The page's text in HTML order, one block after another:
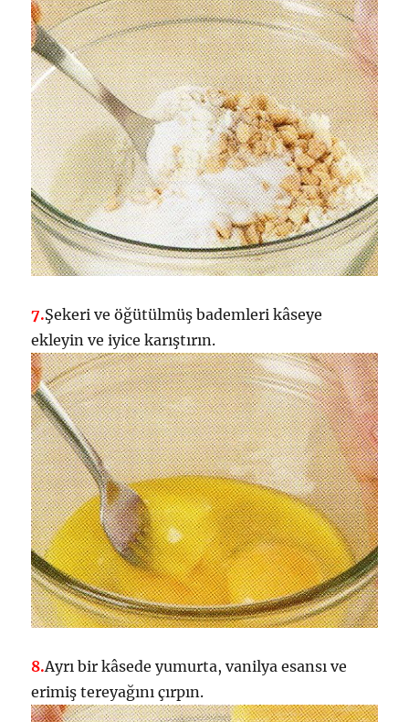
7.Şekeri ve öğütülmüş bademleri kâseye
ekleyin ve iyice karıştırın.
8.Ayrı bir kâsede yumurta, vanilya esansı ve
erimiş tereyağını çırpın.